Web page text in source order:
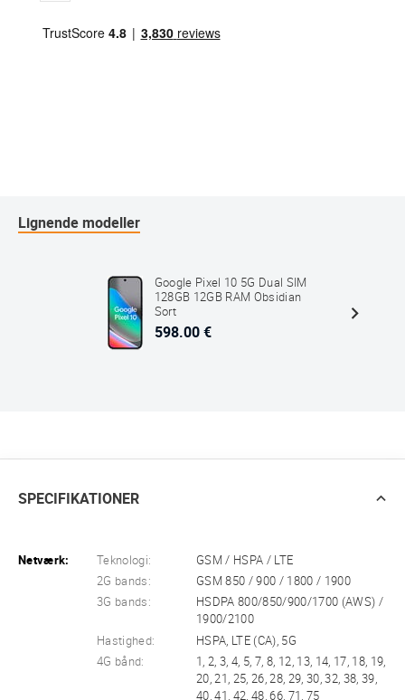
Lignende modeller
Google Pixel 10 5G Dual SIM
128GB 12GB RAM Obsidian
Sort
598.00 €
SPECIFIKATIONER
Netværk: Teknologi:
GSM / HSPA / LTE
2G bands:
GSM 850 / 900 / 1800 / 1900
3G bands:
HSDPA 800/850/900/1700 (AWS) /
1900/2100
Hastighed:
HSPA, LTE (CA), 5G
4G bånd:
1, 2, 3, 4, 5, 7, 8, 12, 13, 14, 17, 18, 19,
20, 21, 25, 26, 28, 29, 30, 32, 38, 39,
40, 41, 42, 48, 66, 71, 75